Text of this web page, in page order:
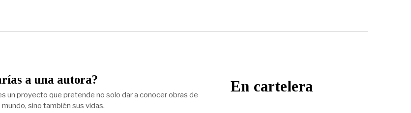
a una autora?
un proyecto que pretende no solo dar a conocer obras de
sino también sus vidas.
En cartelera